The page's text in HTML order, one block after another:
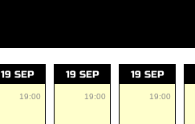
19 SEP
19:00
19 SEP
19:00
19 SEP
19:00